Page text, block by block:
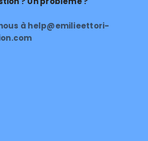
à help@emilieettori-